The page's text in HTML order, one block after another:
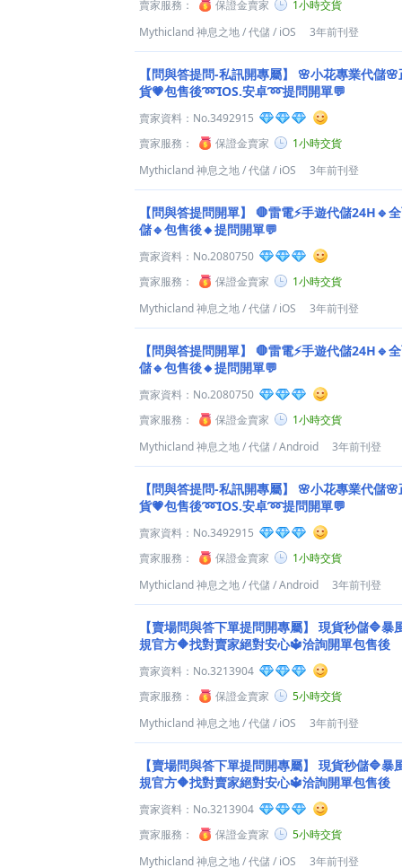
賣家服務：
保證金賣家
1小時交貨
Mythicland 神息之地/代儲/ iOS 3年前刊登
【問與答提問-私訊開專屬】
🌸小花專業代儲
貨💗包售後➿IOS.安卓➿提問開單💬
賣家資料： No.3492915
賣家服務：
保證金賣家
1小時交貨
Mythicland 神息之地/代儲/ iOS 3年前刊登
【問與答提問開單】
🛑雷電⚡️手遊代儲24H🔹
儲🔹包售後🔸提問開單💬
賣家資料： No.2080750
賣家服務：
保證金賣家
1小時交貨
Mythicland 神息之地/代儲/ iOS 3年前刊登
【問與答提問開單】
🛑雷電⚡️手遊代儲24H🔹
儲🔹包售後🔸提問開單💬
賣家資料： No.2080750
賣家服務：
保證金賣家
1小時交貨
Mythicland 神息之地/代儲/Android 3年前刊登
【問與答提問-私訊開專屬】
🌸小花專業代儲
貨💗包售後➿IOS.安卓➿提問開單💬
賣家資料： No.3492915
賣家服務：
保證金賣家
1小時交貨
Mythicland 神息之地/代儲/Android 3年前刊登
【賣場問與答下單提問開專屬】
現貨秒儲🔷暴
規官方🔶找對賣家絕對安心🔱洽詢開單包售後
賣家資料： No.3213904
賣家服務：
保證金賣家
5小時交貨
Mythicland 神息之地/代儲/ iOS 3年前刊登
【賣場問與答下單提問開專屬】
現貨秒儲🔷暴
規官方🔶找對賣家絕對安心🔱洽詢開單包售後
賣家資料： No.3213904
賣家服務：
保證金賣家
5小時交貨
Mythicland 神息之地/代儲/ iOS 3年前刊登